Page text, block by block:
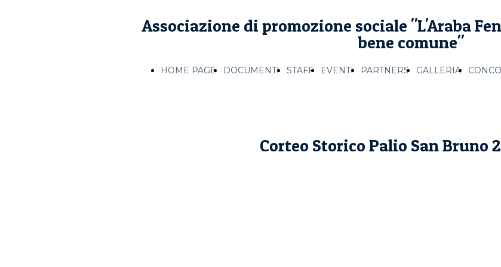
Associazione di promozione sociale "L'Araba
bene comune"
HOME PAGE DOCUMENTI STAFF EVENTI PARTNERS GALLERIA
Corteo Storico Palio San Bruno